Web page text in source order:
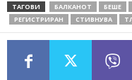
ТАГОВИ БАЛКАНОТ БЕШЕ
РЕГИСТРИРАН
СТИВНУВА